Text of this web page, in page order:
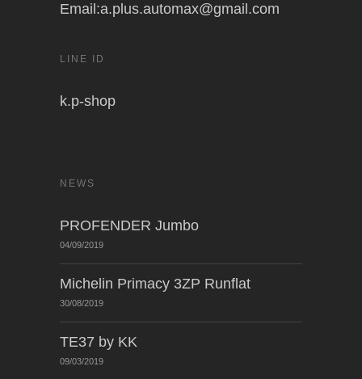
Email:a.plus.automax@gmail.com
LINE ID
k.p-shop
NEWS
PROFENDER Jumbo
04/09/2019
Michelin Primacy 3ZP Runflat
30/08/2019
TE37 by KK
09/03/2019